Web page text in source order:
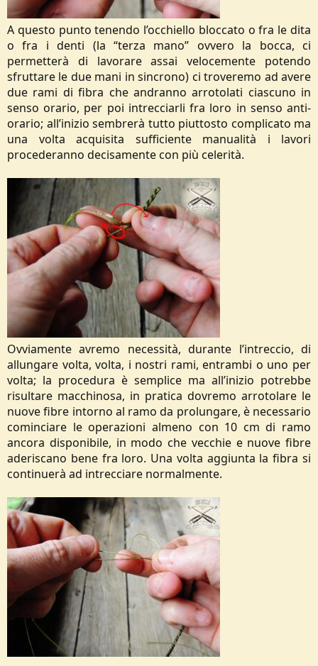
A questo punto tenendo l’occhiello bloccato o fra le dita
o fra i denti (la “terza mano” ovvero la bocca, ci
permetterà di lavorare assai velocemente potendo
sfruttare le due mani in sincrono) ci troveremo ad avere
due rami di fibra che andranno arrotolati ciascuno in
senso orario, per poi intrecciarli fra loro in senso anti-
orario; all’inizio sembrerà tutto piuttosto complicato ma
una volta acquisita sufficiente manualità i lavori
procederanno decisamente con più celerità.
Ovviamente avremo necessità, durante l’intreccio, di
allungare volta, volta, i nostri rami, entrambi o uno per
volta; la procedura è semplice ma all’inizio potrebbe
risultare macchinosa, in pratica dovremo arrotolare le
nuove fibre intorno al ramo da prolungare, è necessario
cominciare le operazioni almeno con 10 cm di ramo
ancora disponibile, in modo che vecchie e nuove fibre
aderiscano bene fra loro. Una volta aggiunta la fibra si
continuerà ad intrecciare normalmente.